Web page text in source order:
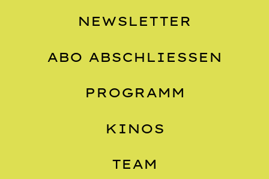
NEWSLETTER
ABO ABSCHLIESSEN
PROGRAMM
KINOS
TEAM